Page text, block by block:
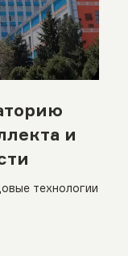
и
технологии